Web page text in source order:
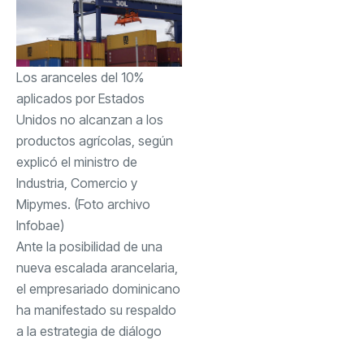
Los aranceles del 10%
aplicados por Estados
Unidos no alcanzan a los
productos agrícolas, según
explicó el ministro de
Industria, Comercio y
Mipymes. (Foto archivo
Infobae)
Ante la posibilidad de una
nueva escalada arancelaria,
el empresariado dominicano
ha manifestado su respaldo
a la estrategia de diálogo